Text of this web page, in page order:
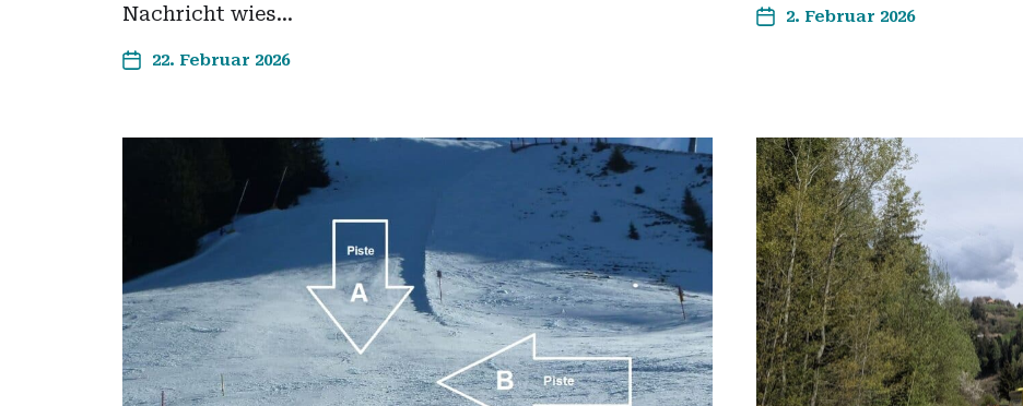
Nachricht wies…
22. Februar 2026
2. Februar 2026